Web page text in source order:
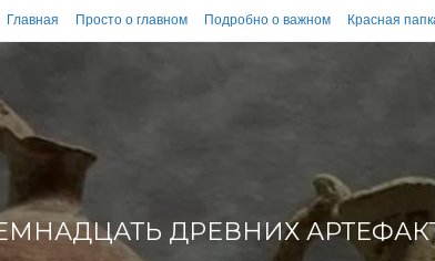
Главная Просто о главном Подробно о важном Красная
ДРЕВНИХ